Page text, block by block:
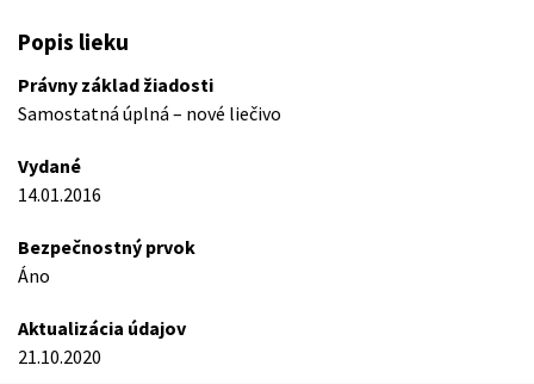
Popis lieku
Právny základ žiadosti
Samostatná úplná – nové liečivo
Vydané
14.01.2016
Bezpečnostný prvok
Áno
Aktualizácia údajov
21.10.2020